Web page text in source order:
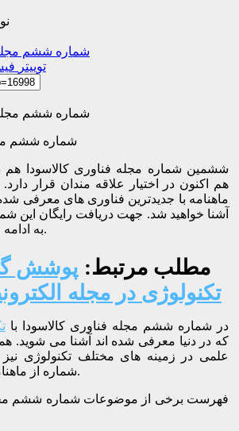
توییتر
شماره ششم
ششمین شماره مجله فناوری کالاسودا هم
هم اکنون در اختیار علاقه مندان قرار
ماهنامه با جدیدترین فناوری های معرفی
آشنا خواهید شد. جهت دریافت رایگان این
به ادامه مطلب مراجعه نمایید.
مطلب مرتبط: پوشش
تکنولوژی در مجله
در شماره ششم مجله فناوری کالاسودا با
که در دنیا معرفی شده اند آشنا می شوید.
علمی در زمینه های مختلف تکنولوژی
شماره از ماهنامه کالاسودا می باشد.
فهرست برخی از موضوعات شماره ششم